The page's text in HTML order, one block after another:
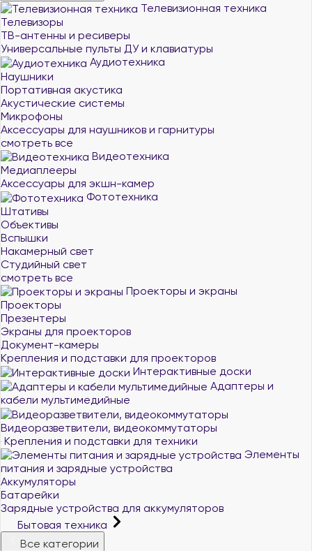
Телевизионная техника
Телевизоры
ТВ-антенны и ресиверы
Универсальные пульты ДУ и клавиатуры
Аудиотехника
Наушники
Портативная акустика
Акустические системы
Микрофоны
Аксессуары для наушников и гарнитуры
смотреть все
Видеотехника
Медиаплееры
Аксессуары для экшн-камер
Фототехника
Штативы
Объективы
Вспышки
Накамерный свет
Студийный свет
смотреть все
Проекторы и экраны
Проекторы
Презентеры
Экраны для проекторов
Документ-камеры
Крепления и подставки для проекторов
Интерактивные доски
Адаптеры и
кабели мультимедийные
Видеоразветвители, видеокоммутаторы
Крепления и подставки для техники
Элементы
питания и зарядные устройства
Аккумуляторы
Батарейки
Зарядные устройства для аккумуляторов
Бытовая техника
Все категории